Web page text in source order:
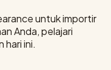
untuk importir
Anda, pelajari
hari ini.